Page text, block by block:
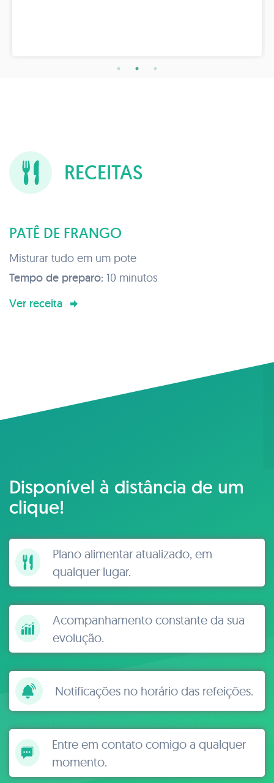
RECEITAS
PATÊ DE FRANGO
Misturar tudo em um pote
Tempo de preparo: 10 minutos
Ver receita
Disponível à distância de um
clique!
Plano alimentar atualizado, em
qualquer lugar.
Acompanhamento constante da sua
evolução.
Notificações no horário das refeições.
Entre em contato comigo a qualquer
momento.